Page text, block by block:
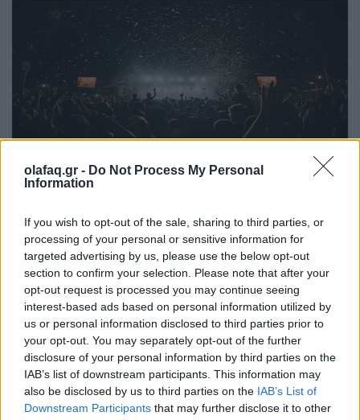
olafaq.gr - Do Not Process My Personal
Information
If you wish to opt-out of the sale, sharing to third parties, or
processing of your personal or sensitive information for
targeted advertising by us, please use the below opt-out
section to confirm your selection. Please note that after your
opt-out request is processed you may continue seeing
interest-based ads based on personal information utilized by
us or personal information disclosed to third parties prior to
your opt-out. You may separately opt-out of the further
disclosure of your personal information by third parties on the
IAB’s list of downstream participants. This information may
also be disclosed by us to third parties on the IAB’s List of
Downstream Participants that may further disclose it to other
Μουσική
Η Μουσική Βιομηχανία το 2026: Από τη
στρατηγική της αφθονίας στη συστημική
εντροπία
26.05.26
Καθώς η μουσική αγορά του 2026 επιταχύνει με εκρηκτικές
κυκλοφορίες και AI uploads, όλο και περισσότερες εταιρείες
αντιμετωπίζουν υπερφόρτωση δεδομένων, αλλά, σύμφωνα με
τον Matt Jacoby, λύσεις υπάρχο